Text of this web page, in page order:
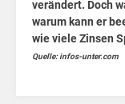
verändert. Doch
warum kann er
wie viele Zinsen
Quelle: infos-unter.com